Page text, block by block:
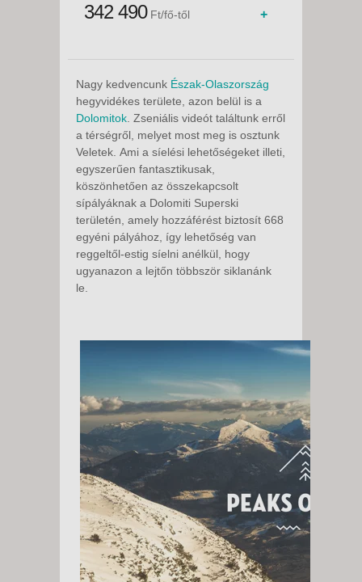
342 490 Ft/fő-től +
Nagy kedvencunk Észak-Olaszország
hegyvidékes területe, azon belül is a
Dolomitok . Zseniális videót találtunk erről
a térségről, melyet most meg is osztunk
Veletek. Ami a síelési lehetőségeket illeti,
egyszerűen fantasztikusak,
köszönhetően az összekapcsolt
sípályáknak a Dolomiti Superski
területén, amely hozzáférést biztosít 668
egyéni pályához, így lehetőség van
reggeltől-estig síelni anélkül, hogy
ugyanazon a lejtőn többször siklanánk
le.